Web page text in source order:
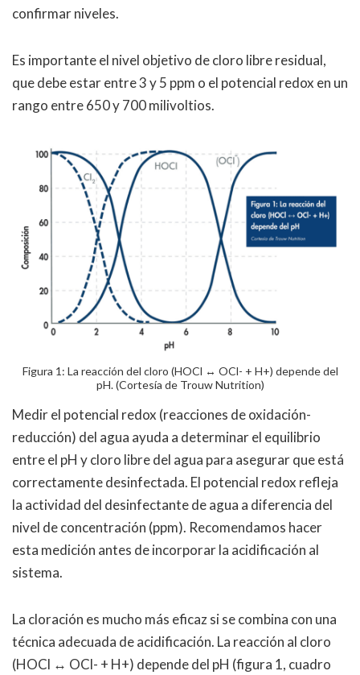
confirmar niveles.
Es importante el nivel objetivo de cloro libre residual,
que debe estar entre 3 y 5 ppm o el potencial redox en un
rango entre 650 y 700 milivoltios.
Figura 1: La reacción del cloro (HOCl ↔ OCl- + H+) depende del
pH. (Cortesía de Trouw Nutrition)
Medir el potencial redox (reacciones de oxidación-
reducción) del agua ayuda a determinar el equilibrio
entre el pH y cloro libre del agua para asegurar que está
correctamente desinfectada. El potencial redox refleja
la actividad del desinfectante de agua a diferencia del
nivel de concentración (ppm). Recomendamos hacer
esta medición antes de incorporar la acidificación al
sistema.
La cloración es mucho más eficaz si se combina con una
técnica adecuada de acidificación. La reacción al cloro
(HOCl ↔ OCl- + H+) depende del pH (figura 1, cuadro